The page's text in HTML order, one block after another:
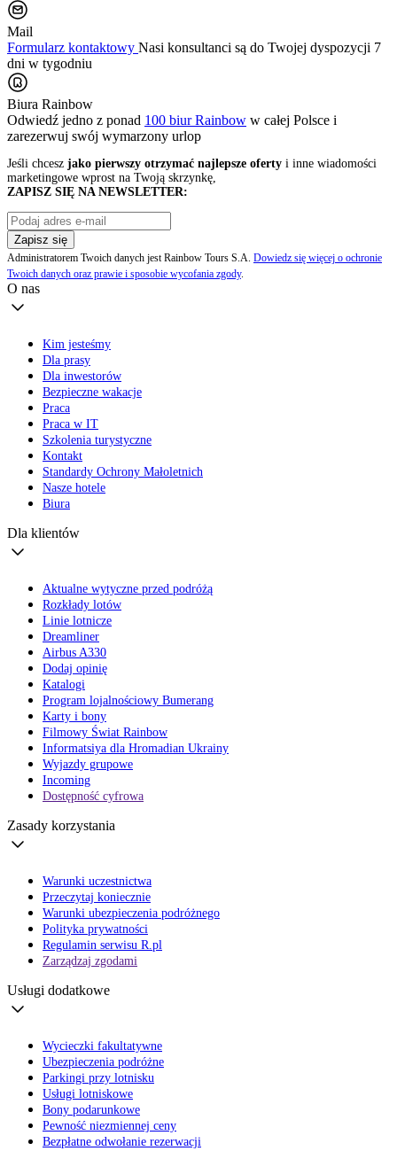
Mail
Formularz kontaktowy Nasi konsultanci są do Twojej dyspozycji 7
dni w tygodniu
Biura Rainbow
Odwiedź jedno z ponad 100 biur Rainbow w całej Polsce i
zarezerwuj swój wymarzony urlop
Jeśli chcesz jako pierwszy otrzymać najlepsze oferty i inne wiadomości
marketingowe wprost na Twoją skrzynkę,
ZAPISZ SIĘ NA NEWSLETTER:
Zapisz się
Administratorem Twoich danych jest Rainbow Tours S.A. Dowiedz się więcej o ochronie
Twoich danych oraz prawie i sposobie wycofania zgody.
O nas
Kim jesteśmy
Dla prasy
Dla inwestorów
Bezpieczne wakacje
Praca
Praca w IT
Szkolenia turystyczne
Kontakt
Standardy Ochrony Małoletnich
Nasze hotele
Biura
Dla klientów
Aktualne wytyczne przed podróżą
Rozkłady lotów
Linie lotnicze
Dreamliner
Airbus A330
Dodaj opinię
Katalogi
Program lojalnościowy Bumerang
Karty i bony
Filmowy Świat Rainbow
Informatsiya dla Hromadian Ukrainy
Wyjazdy grupowe
Incoming
Dostępność cyfrowa
Zasady korzystania
Warunki uczestnictwa
Przeczytaj koniecznie
Warunki ubezpieczenia podróżnego
Polityka prywatności
Regulamin serwisu R.pl
Zarządzaj zgodami
Usługi dodatkowe
Wycieczki fakultatywne
Ubezpieczenia podróżne
Parkingi przy lotnisku
Usługi lotniskowe
Bony podarunkowe
Pewność niezmiennej ceny
Bezpłatne odwołanie rezerwacji